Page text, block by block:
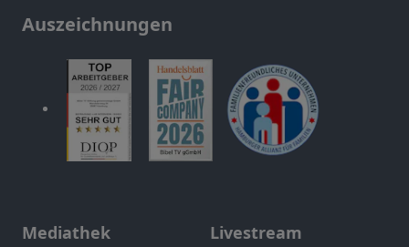
Auszeichnungen
Mediathek Livestream